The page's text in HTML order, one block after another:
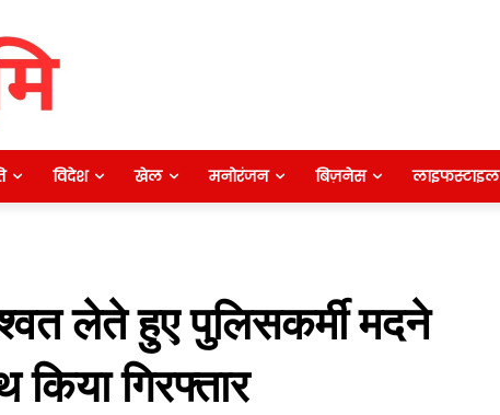
विदेश खेल मनोरंजन बिज़नेस लाइफस्टाइल
लेते हुए पुलिसकर्मी मदने
गिरफ्तार